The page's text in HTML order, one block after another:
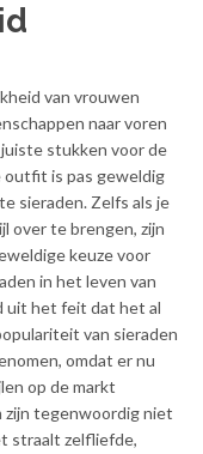
van vrouwen
naar voren
stukken voor de
outfit is pas geweldig
sieraden. Zelfs als je
over te brengen, zijn
keuze voor
in het leven van
uit het feit dat het al
van sieraden
omdat er nu
op de markt
zijn tegenwoordig niet
straalt zelfliefde,